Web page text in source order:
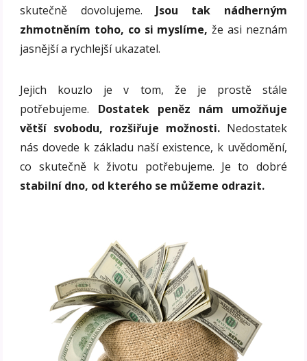
skutečně dovolujeme. Jsou tak nádherným
zhmotněním toho, co si myslíme, že asi neznám
jasnější a rychlejší ukazatel.
Jejich kouzlo je v tom, že je prostě stále
potřebujeme. Dostatek peněz nám umožňuje
větší svobodu, rozšiřuje možnosti.Nedostatek
nás dovede k základu naší existence, k uvědomění,
co skutečně k životu potřebujeme. Je to dobré
stabilní dno, od kterého se můžeme odrazit.